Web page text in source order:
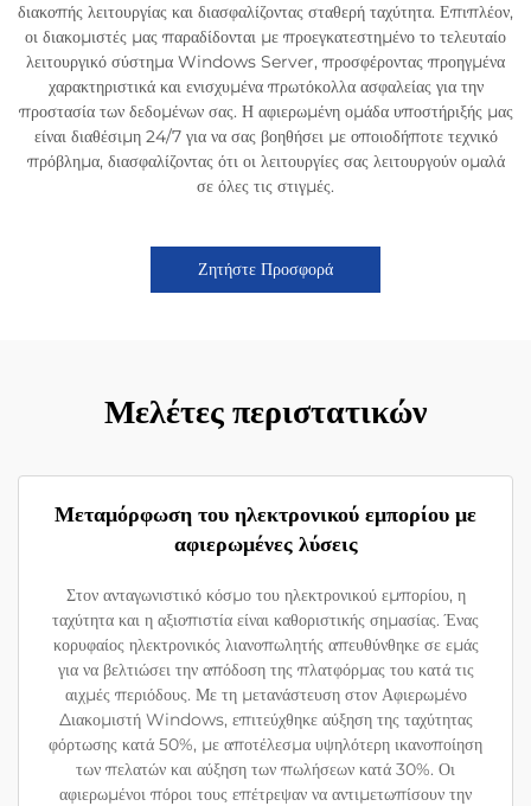
διακοπής λειτουργίας και διασφαλίζοντας σταθερή ταχύτητα. Επιπλέον,
οι διακομιστές μας παραδίδονται με προεγκατεστημένο το τελευταίο
λειτουργικό σύστημα Windows Server, προσφέροντας προηγμένα
χαρακτηριστικά και ενισχυμένα πρωτόκολλα ασφαλείας για την
προστασία των δεδομένων σας. Η αφιερωμένη ομάδα υποστήριξής μας
είναι διαθέσιμη 24/7 για να σας βοηθήσει με οποιοδήποτε τεχνικό
πρόβλημα, διασφαλίζοντας ότι οι λειτουργίες σας λειτουργούν ομαλά
σε όλες τις στιγμές.
Ζητήστε Προσφορά
Μελέτες περιστατικών
Μεταμόρφωση του ηλεκτρονικού εμπορίου με
αφιερωμένες λύσεις
Στον ανταγωνιστικό κόσμο του ηλεκτρονικού εμπορίου, η
ταχύτητα και η αξιοπιστία είναι καθοριστικής σημασίας. Ένας
κορυφαίος ηλεκτρονικός λιανοπωλητής απευθύνθηκε σε εμάς
για να βελτιώσει την απόδοση της πλατφόρμας του κατά τις
αιχμές περιόδους. Με τη μετανάστευση στον Αφιερωμένο
Διακομιστή Windows, επιτεύχθηκε αύξηση της ταχύτητας
φόρτωσης κατά 50%, με αποτέλεσμα υψηλότερη ικανοποίηση
των πελατών και αύξηση των πωλήσεων κατά 30%. Οι
αφιερωμένοι πόροι τους επέτρεψαν να αντιμετωπίσουν την